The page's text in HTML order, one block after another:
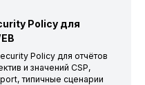
Policy для
Policy для отчётов
и значений CSP,
типичные сценарии